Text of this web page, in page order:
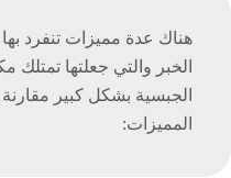
هناك عدة مميزات تنفرد
الخبر والتي جعلتها تمتلك
الجبسية بشكل كبير
المميزات: